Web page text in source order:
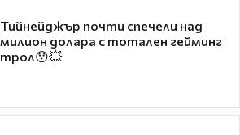
Тийнейджър почти спечели над
милион долара с тотален гейминг
трол😯💥